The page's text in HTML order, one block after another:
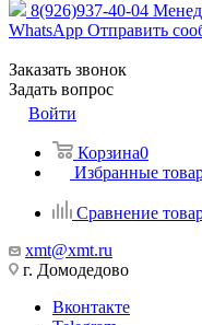
8(926)937-40-04
WhatsApp Отправить
Заказать звонок
Задать вопрос
Войти
Корзина0
Избранные
Сравнение
xmt@xmt.ru
г. Домодедово
Вконтакте